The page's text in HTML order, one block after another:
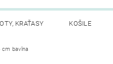
KRAŤASY KOŠILE
RUKAVICE
cm bavlna